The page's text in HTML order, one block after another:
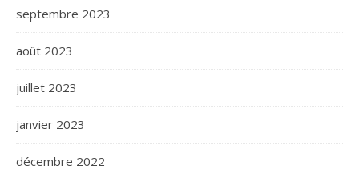
septembre 2023
août 2023
juillet 2023
janvier 2023
décembre 2022